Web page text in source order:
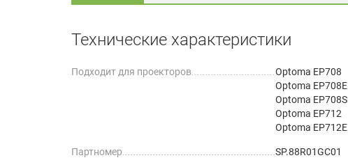
Технические характеристики
Подходит для проекторов
Optoma EP708
Optoma EP708E
Optoma EP708S
Optoma EP712
Optoma EP712E
Партномер SP.88R01GC01